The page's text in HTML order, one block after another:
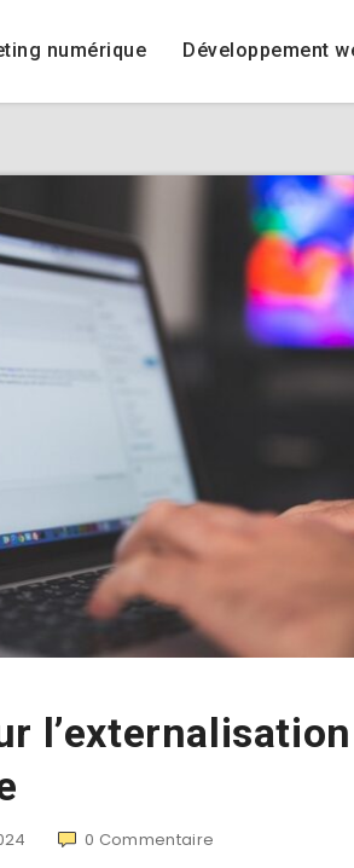
numérique Développement
0 Commentaire